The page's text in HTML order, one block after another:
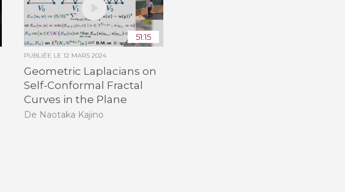
51:15
PUBLIÉE LE12 MARS 2024
Geometric Laplacians on
Self-Conformal Fractal
Curves in the Plane
De Naotaka Kajino